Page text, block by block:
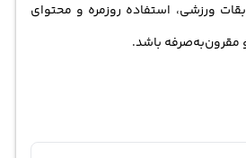
ورزشی، استفاده روزمره و محتوای
و مقرون‌به‌صرفه باشد.